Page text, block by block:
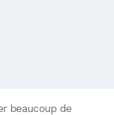
beaucoup de